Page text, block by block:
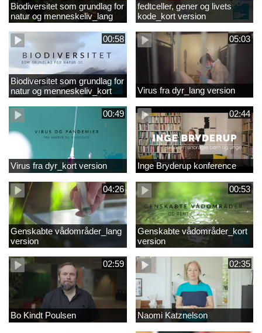
Biodiversitet som grundlag for
natur og menneskeliv_lang
version
fedtceller, gener og livets
kode_kort version
00:58
Biodiversitet som grundlag for
natur og menneskeliv_kort
version
05:03
Virus fra dyr_lang version
00:49
Virus fra dyr_kort version
02:44
Inge Bryderup konference
04:26
Genskabte vådområder_lang
version
00:53
Genskabte vådområder_kort
version
02:59
Bo Kindt Poulsen
02:35
Naomi Katznelson